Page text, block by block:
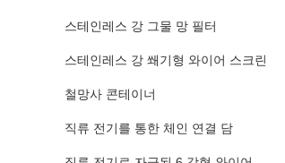
스테인레스 강 그물 망 필터
스테인레스 강 쐐기형 와이어 스크린
철망사 콘테이너
직류 전기를 통한 체인 연결 담